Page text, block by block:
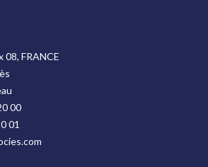
08, FRANCE
00
01